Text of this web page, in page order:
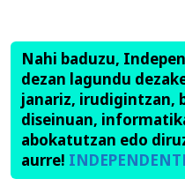
Nahi baduzu,
dezan lagundu
janariz, irudigintzan,
diseinuan,
abokatutzan edo
aurre!